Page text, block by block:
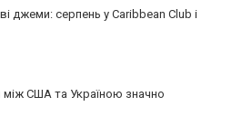
джеми: серпень у Caribbean Club і
між США та Україною значно